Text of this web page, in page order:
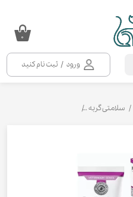
ورود / ثبت نام کنید
۰
سلامتی گربه